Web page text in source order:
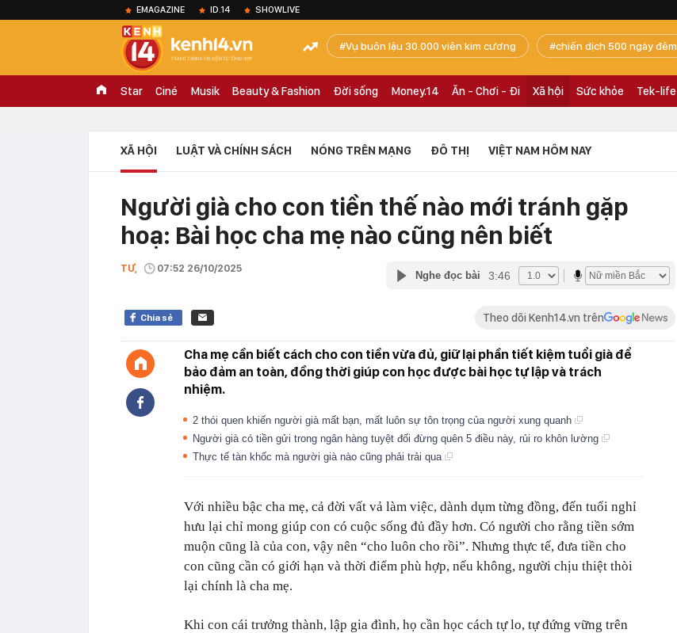
EMAGAZINE ID.14 SHOWLIVE
Vụ buôn lậu 30.000 viên kim cương chiến dịch 500 ngày đêm
Star Ciné Musik Beauty & Fashion Đời sống Money.14 Ăn - Chơi - Đi Xã hội Sức khỏe Tek-life
XÃ HỘI LUẬT VÀ CHÍNH SÁCH NÓNG TRÊN MẠNG ĐÔ THỊ VIỆT NAM HÔM NAY
Người già cho con tiền thế nào mới tránh gặp
hoạ: Bài học cha mẹ nào cũng nên biết
TƯ, 07:52 26/10/2025
Nghe đọc bài 3:46
Chia sẻ Theo dõi Kenh14.vn trên
Cha mẹ cần biết cách cho con tiền vừa đủ, giữ lại phần tiết kiệm tuổi già để
bảo đảm an toàn, đồng thời giúp con học được bài học tự lập và trách
nhiệm.
2 thói quen khiến người già mất bạn, mất luôn sự tôn trọng của người xung quanh
Người già có tiền gửi trong ngân hàng tuyệt đối đừng quên 5 điều này, rủi ro khôn lường
Thực tế tàn khốc mà người già nào cũng phải trải qua
Với nhiều bậc cha mẹ, cả đời vất vả làm việc, dành dụm từng đồng, đến tuổi nghỉ
hưu lại chỉ mong giúp con có cuộc sống đủ đầy hơn. Có người cho rằng tiền sớm
muộn cũng là của con, vậy nên “cho luôn cho rồi”. Nhưng thực tế, đưa tiền cho
con cũng cần có giới hạn và thời điểm phù hợp, nếu không, người chịu thiệt thòi
lại chính là cha mẹ.
Khi con cái trưởng thành, lập gia đình, họ cần học cách tự lo, tự đứng vững trên